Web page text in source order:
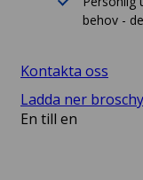
behov -
Kontakta oss
Ladda ner
En till en